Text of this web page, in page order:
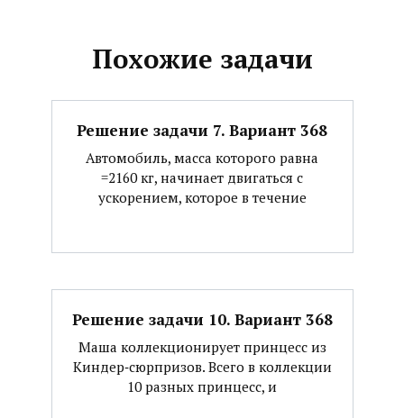
Похожие задачи
Решение задачи 7. Вариант 368
Автомобиль, масса которого равна
=2160 кг, начинает двигаться с
ускорением, которое в течение
Решение задачи 10. Вариант 368
Маша коллекционирует принцесс из
Киндер‐сюрпризов. Всего в коллекции
10 разных принцесс, и